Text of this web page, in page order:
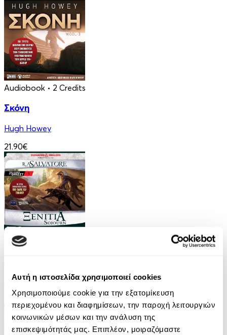
Αυτή η ιστοσελίδα χρησιμοποιεί cookies
Χρησιμοποιούμε cookie για την εξατομίκευση
περιεχομένου και διαφημίσεων, την παροχή λειτουργιών
κοινωνικών μέσων και την ανάλυση της
επισκεψιμότητάς μας. Επιπλέον, μοιραζόμαστε
Audiobook • 2 Credits
Σκόνη
Hugh Howey
21.90€
Audiobook
R. A. Salvatore
9.90€